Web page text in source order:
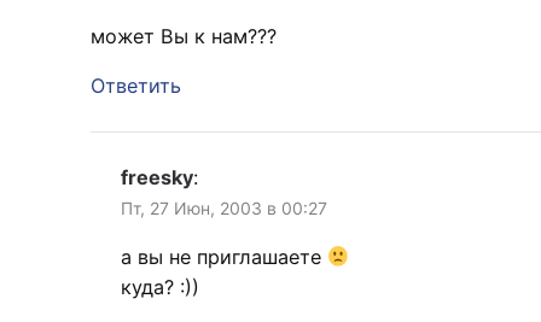
может Вы к нам???
Ответить
freesky:
Пт, 27 Июн, 2003 в 00:27
а вы не приглашаете
куда? :))